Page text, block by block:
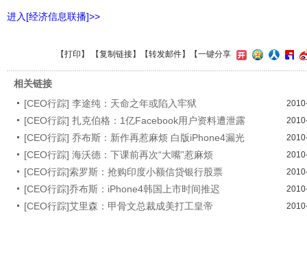
进入[经济信息联播]>>
【打印 】 【复制链接】【转发邮件】 【一键分享
相关链接
[CEO行踪] 李途纯：天命之年或陷入牢狱
[CEO行踪] 扎克伯格：1亿Facebook用户资料遭泄露
[CEO行踪] 乔布斯：新作再惹麻烦 白版iPhone4漏光
[CEO行踪] 海沃德：下课前再次“大嘴”惹麻烦
[CEO行踪]索罗斯：抢购印度小额信贷银行股票
[CEO行踪]乔布斯：iPhone4韩国上市时间推迟
[CEO行踪]艾里森：甲骨文总裁成美打工皇帝